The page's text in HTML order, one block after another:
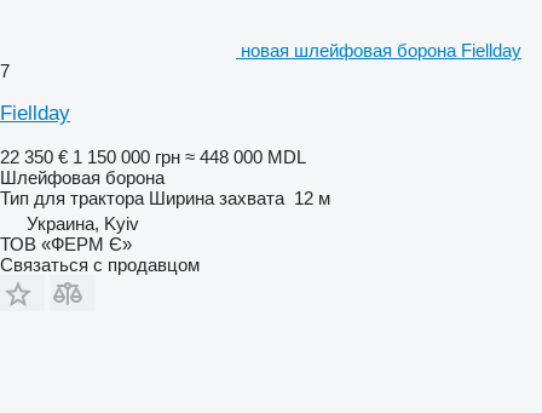
новая шлейфовая борона Fiellday
7
Fiellday
22 350 € 1 150 000 грн ≈ 448 000 MDL
Шлейфовая борона
Тип для трактора Ширина захвата 12 м
Украина, Kyiv
ТОВ «ФЕРМ Є»
Связаться с продавцом